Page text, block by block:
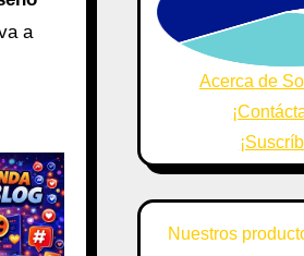
a
Acerca de
Nuestros